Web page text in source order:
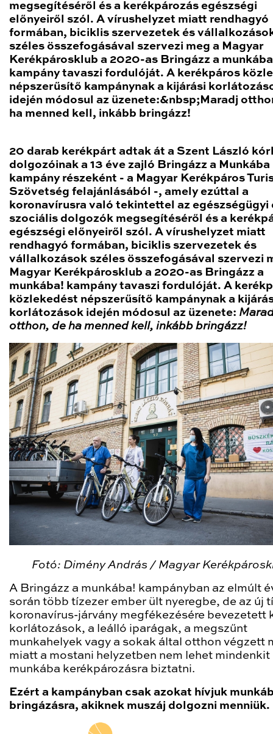
megsegítéséről és a kerékpározás egészségi
előnyeiről szól. A vírushelyzet miatt rendhagyó
formában, biciklis szervezetek és
széles összefogásával szervezi meg a Magyar
Kerékpárosklub a 2020-as Bringázz a
kampány tavaszi fordulóját. A kerékpáros
népszerűsítő kampánynak a kijárási
idején módosul az üzenete:&nbsp;Maradj
ha menned kell, inkább bringázz!
20 darab kerékpárt adtak át a Szent László
dolgozóinak a 13 éve zajló Bringázz a Munkába
kampány részeként - a Magyar Kerékpáros
Szövetség felajánlásából -, amely ezúttal a
koronavírusra való tekintettel az egészségügyi
szociális dolgozók megsegítéséről és a
egészségi előnyeiről szól. A vírushelyzet miatt
rendhagyó formában, biciklis szervezetek és
vállalkozások széles összefogásával szervezi
Magyar Kerékpárosklub a 2020-as Bringázz a
munkába! kampány tavaszi fordulóját. A
közlekedést népszerűsítő kampánynak a
korlátozások idején módosul az üzenete:
otthon, de ha menned kell, inkább bringázz!
Fotó: Dimény András / Magyar
A Bringázz a munkába! kampányban az elmúlt
során több tízezer ember ült nyeregbe, de az új
koronavírus-járvány megfékezésére bevezetett
korlátozások, a leálló iparágak, a megszűnt
munkahelyek vagy a sokak által otthon végzett
miatt a mostani helyzetben nem lehet mindenkit
munkába kerékpározásra biztatni.
Ezért a kampányban csak azokat hívjuk
bringázásra, akiknek muszáj dolgozni menniük.